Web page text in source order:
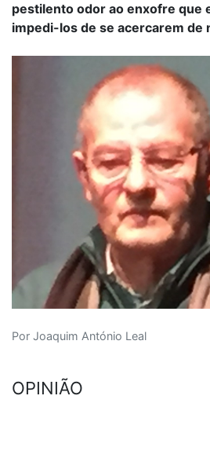
pestilento odor ao enxofre que
impedi-los de se acercarem de
Por Joaquim António Leal
OPINIÃO